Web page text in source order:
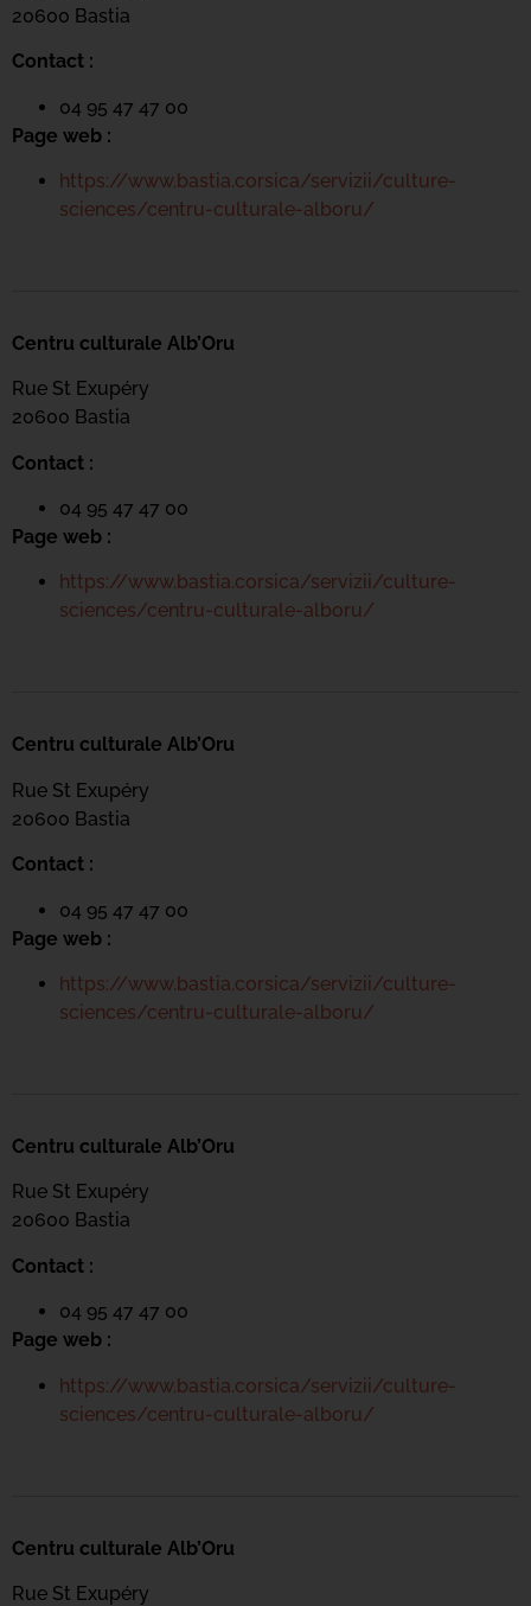
20600 Bastia
Contact :
04 95 47 47 00
Page web :
https://www.bastia.corsica/servizii/culture-
sciences/centru-culturale-alboru/
Centru culturale Alb’Oru
Rue St Exupéry
20600 Bastia
Contact :
04 95 47 47 00
Page web :
https://www.bastia.corsica/servizii/culture-
sciences/centru-culturale-alboru/
Centru culturale Alb’Oru
Rue St Exupéry
20600 Bastia
Contact :
04 95 47 47 00
Page web :
https://www.bastia.corsica/servizii/culture-
sciences/centru-culturale-alboru/
Centru culturale Alb’Oru
Rue St Exupéry
20600 Bastia
Contact :
04 95 47 47 00
Page web :
https://www.bastia.corsica/servizii/culture-
sciences/centru-culturale-alboru/
Centru culturale Alb’Oru
Rue St Exupéry